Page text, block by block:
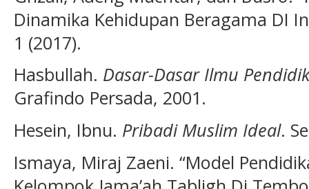
Dinamika Kehidupan Beragama DI
1 (2017).
Hasbullah. Dasar-Dasar Ilmu
Grafindo Persada, 2001.
Hesein, Ibnu. Pribadi Muslim Ideal.
Ismaya, Miraj Zaeni. “Model